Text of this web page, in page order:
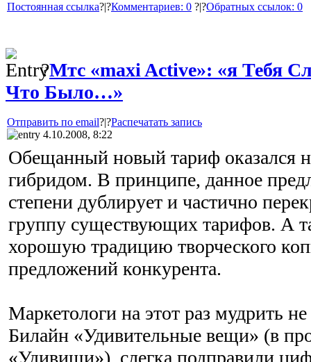
Постоянная ссылка?|?Комментариев: 0 ?|?Обратных ссылок: 0
?Мтс «maxi Active»: «я Тебя
Что Было…»
Отправить по email?|?Распечатать запись
4.10.2008, 8:22
Обещанный новый тариф оказался
гибридом. В принципе, данное
степени дублирует и частично
группу существующих тарифов. А
хорошую традицию творческого
предложений конкурента.
Маркетологи на этот раз мудрить
Билайн «Удивительные вещи» (в
«Удивищи»), слегка подправили